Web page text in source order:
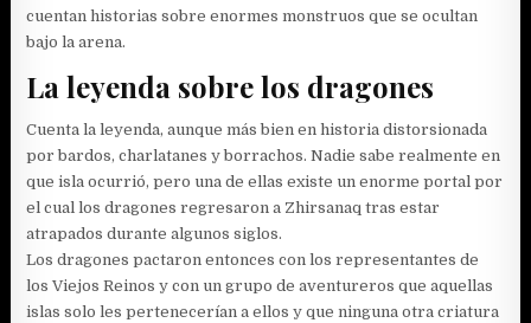
cuentan historias sobre enormes monstruos que se ocultan
bajo la arena.
La leyenda sobre los dragones
Cuenta la leyenda, aunque más bien en historia distorsionada
por bardos, charlatanes y borrachos. Nadie sabe realmente en
que isla ocurrió, pero una de ellas existe un enorme portal por
el cual los dragones regresaron a Zhirsanaq tras estar
atrapados durante algunos siglos.
Los dragones pactaron entonces con los representantes de
los Viejos Reinos y con un grupo de aventureros que aquellas
islas solo les pertenecerían a ellos y que ninguna otra criatura